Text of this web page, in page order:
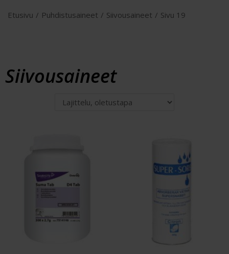
Etusivu / Puhdistusaineet / Siivousaineet / Sivu 19
Siivousaineet